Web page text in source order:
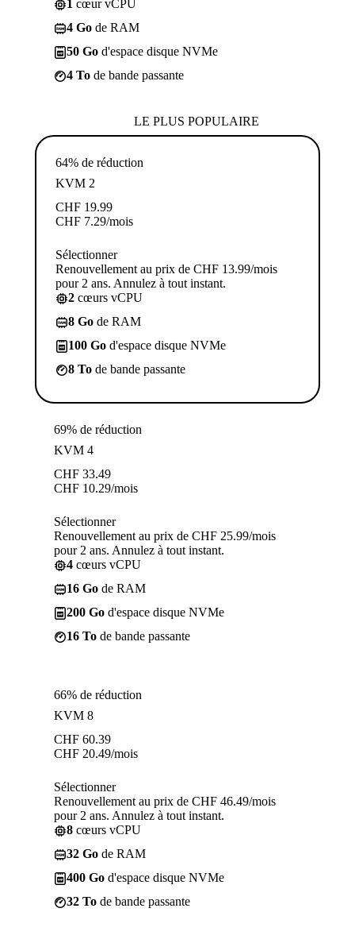
1 cœur vCPU
4 Go de RAM
50 Go d'espace disque NVMe
4 To de bande passante
LE PLUS POPULAIRE
64% de réduction
KVM 2
CHF 19.99
CHF 7.29/mois
Sélectionner
Renouvellement au prix de CHF 13.99/mois
pour 2 ans. Annulez à tout instant.
2 cœurs vCPU
8 Go de RAM
100 Go d'espace disque NVMe
8 To de bande passante
69% de réduction
KVM 4
CHF 33.49
CHF 10.29/mois
Sélectionner
Renouvellement au prix de CHF 25.99/mois
pour 2 ans. Annulez à tout instant.
4 cœurs vCPU
16 Go de RAM
200 Go d'espace disque NVMe
16 To de bande passante
66% de réduction
KVM 8
CHF 60.39
CHF 20.49/mois
Sélectionner
Renouvellement au prix de CHF 46.49/mois
pour 2 ans. Annulez à tout instant.
8 cœurs vCPU
32 Go de RAM
400 Go d'espace disque NVMe
32 To de bande passante